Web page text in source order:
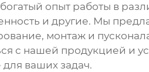
опыт работы в
и другие. Мы
монтаж и
с нашей продукцией и
ваших задач.